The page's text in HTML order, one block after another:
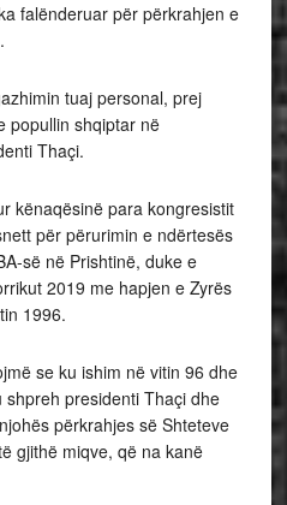
falënderuar për përkrahjen e
tuaj personal, prej
popullin shqiptar në
Thaçi.
kënaqësinë para kongresistit
për përurimin e ndërtesës
së në Prishtinë, duke e
2019 me hapjen e Zyrës
1996.
se ku ishim në vitin 96 dhe
shpreh presidenti Thaçi dhe
përkrahjes së Shteteve
gjithë miqve, që na kanë